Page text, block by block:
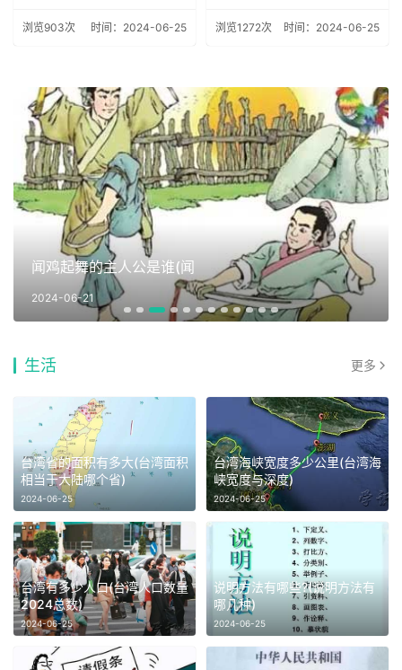
浏览903次 时间：2024-06-25 浏览1272次 时间：2024-06-25
闻鸡起舞的主人公是谁(闻
2024-06-21
生活 更多
台湾省的面积有多大(台湾面积
相当于大陆哪个省)
2024-06-25
台湾海峡宽度多少公里(台湾海
峡宽度与深度)
2024-06-25
台湾有多少人口(台湾人口数量
2024总数)
2024-06-25
说明方法有哪些?(说明方法有
哪几种)
2024-06-25